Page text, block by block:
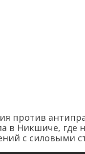
против
в Никшиче, где
с силовыми